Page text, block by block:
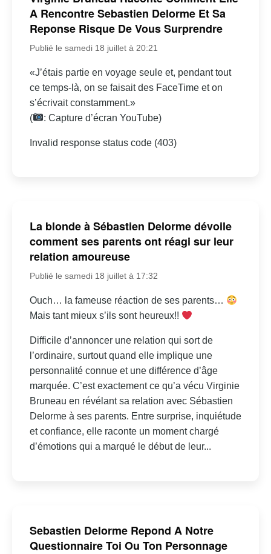
A Rencontre Sebastien Delorme Et Sa
Reponse Risque De Vous Surprendre
Publié le samedi 18 juillet à 20:21
«J’étais partie en voyage seule et, pendant tout
ce temps-là, on se faisait des FaceTime et on
s’écrivait constamment.»
(
: Capture d’écran YouTube)
Invalid response status code (403)
La blonde à Sébastien Delorme dévoile
comment ses parents ont réagi sur leur
relation amoureuse
Publié le samedi 18 juillet à 17:32
Ouch… la fameuse réaction de ses parents…
Mais tant mieux s’ils sont heureux!!
Difficile d’annoncer une relation qui sort de
l’ordinaire, surtout quand elle implique une
personnalité connue et une différence d’âge
marquée. C’est exactement ce qu’a vécu Virginie
Bruneau en révélant sa relation avec Sébastien
Delorme à ses parents. Entre surprise, inquiétude
et confiance, elle raconte un moment chargé
d’émotions qui a marqué le début de leur...
Sebastien Delorme Repond A Notre
Questionnaire Toi Ou Ton Personnage